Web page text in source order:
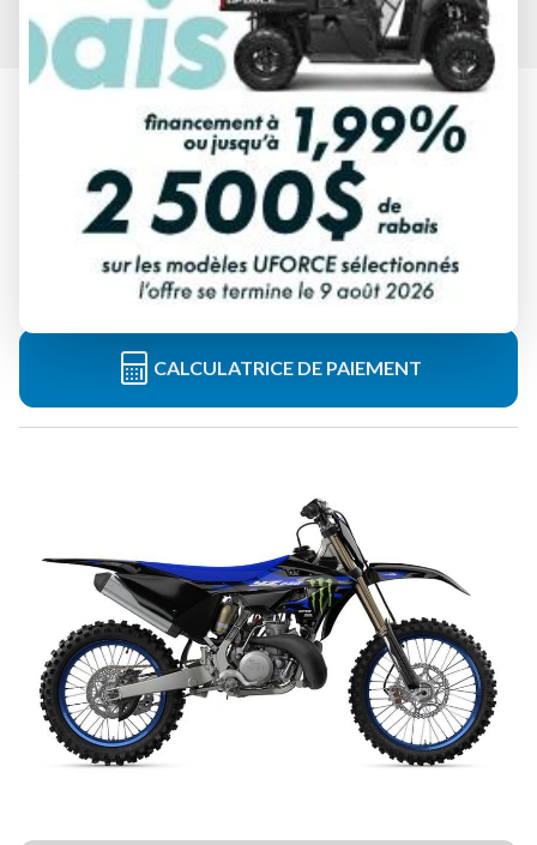
YAMAHA 2025
YZ250 MOTIF MONSTER ENERGY
YAMAHA RACING
À partir de
10 549 $
CALCULATRICE DE PAIEMENT